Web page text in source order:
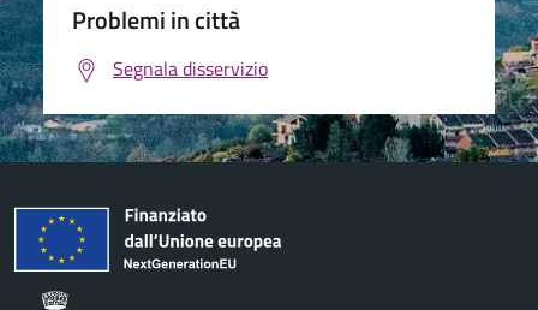
Problemi in città
Segnala disservizio